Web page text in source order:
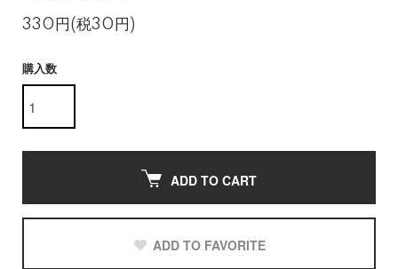
330円(税30円)
購入数
ADD TO CART
ADD TO FAVORITE